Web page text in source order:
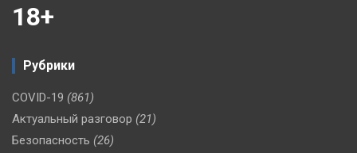
18+
Рубрики
COVID-19 (861)
Актуальный разговор (21)
Безопасность (26)